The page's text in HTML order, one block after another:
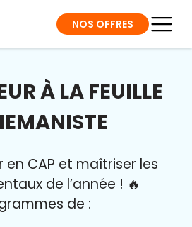
NOS OFFRES
À LA FEUILLE
en CAP et maîtriser les
de l’année ! 🔥
de :